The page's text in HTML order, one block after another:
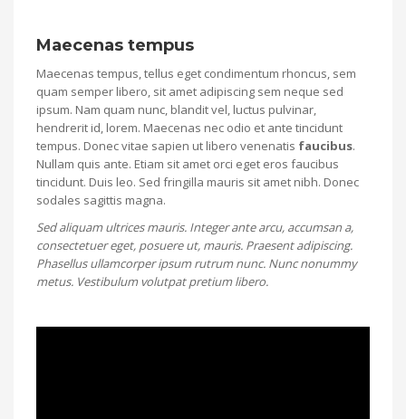
Maecenas tempus
Maecenas tempus, tellus eget condimentum rhoncus, sem
quam semper libero, sit amet adipiscing sem neque sed
ipsum. Nam quam nunc, blandit vel, luctus pulvinar,
hendrerit id, lorem. Maecenas nec odio et ante tincidunt
tempus. Donec vitae sapien ut libero venenatis faucibus.
Nullam quis ante. Etiam sit amet orci eget eros faucibus
tincidunt. Duis leo. Sed fringilla mauris sit amet nibh. Donec
sodales sagittis magna.
Sed aliquam ultrices mauris. Integer ante arcu, accumsan a,
consectetuer eget, posuere ut, mauris. Praesent adipiscing.
Phasellus ullamcorper ipsum rutrum nunc. Nunc nonummy
metus. Vestibulum volutpat pretium libero.